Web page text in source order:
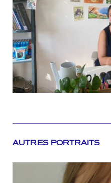
AUTRES PORTRAITS